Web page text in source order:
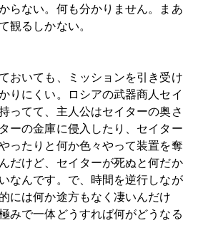
らない。何も分かりません。まあ
観るしかない。
おいても、ミッションを引き受け
りにくい。ロシアの武器商人セイ
ってて、主人公はセイターの奥さ
ーの金庫に侵入したり、セイター
ったりと何か色々やって装置を奪
だけど、セイターが死ぬと何だか
なんです。で、時間を逆行しなが
には何か途方もなく凄いんだけ
みで一体どうすれば何がどうなる